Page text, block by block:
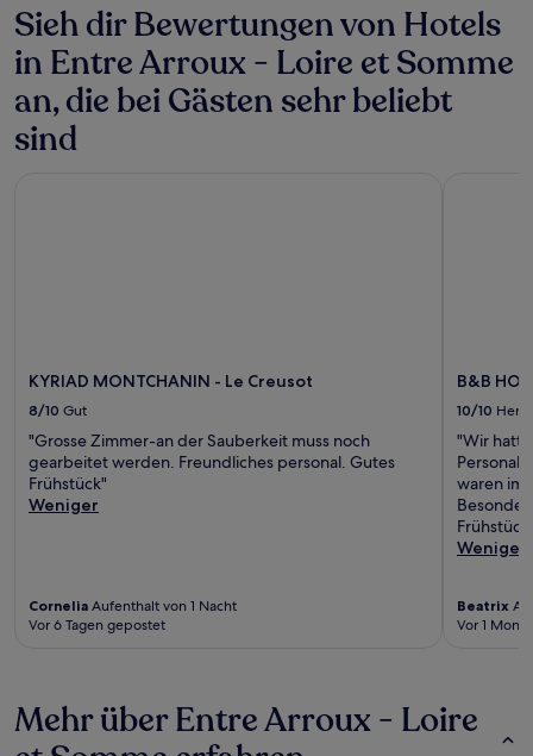
Sieh dir Bewertungen von Hotels
in Entre Arroux - Loire et Somme
an, die bei Gästen sehr beliebt
sind
KYRIAD MONTCHANIN - Le Creusot
8/10 Gut
"Grosse Zimmer-an der Sauberkeit muss noch
gearbeitet werden. Freundliches personal. Gutes
Frühstück"
Weniger
Cornelia Aufenthalt von 1 Nacht
Vor 6 Tagen gepostet
B&B
10/10
"Wir
Personal
waren
Weniger
Beatrix
Vor 1
Mehr über Entre Arroux - Loire